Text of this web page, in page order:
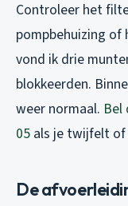
Controleer het
pompbehuizing of
vond ik drie
blokkeerden.
weer normaal. Bel
05 als je twijfelt of
De